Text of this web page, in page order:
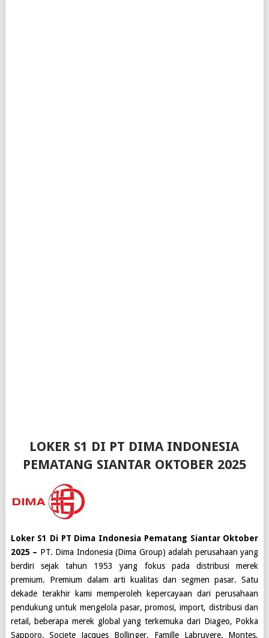
LOKER S1 DI PT DIMA INDONESIA
PEMATANG SIANTAR OKTOBER 2025
Loker S1 Di PT Dima Indonesia Pematang Siantar Oktober
2025 – PT. Dima Indonesia (Dima Group) adalah perusahaan yang
berdiri sejak tahun 1953 yang fokus pada distribusi merek
premium. Premium dalam arti kualitas dan segmen pasar. Satu
dekade terakhir kami memperoleh kepercayaan dari perusahaan
pendukung untuk mengelola pasar, promosi, import, distribusi dan
retail, beberapa merek global yang terkemuka dari Diageo, Pokka
Sapporo, Societe Jacques Bollinger, Famille Labruyere, Montes,